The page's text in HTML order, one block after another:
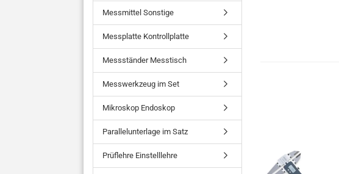
Messmittel Sonstige
Messplatte Kontrollplatte
Messständer Messtisch
Messwerkzeug im Set
Mikroskop Endoskop
Parallelunterlage im Satz
Prüflehre Einstelllehre